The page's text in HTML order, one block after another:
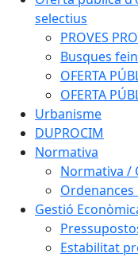
selectius
PROVES
Busques
OFERTA
OFERTA
Urbanisme
DUPROCIM
Normativa
Normativa /
Ordenances
Gestió
Estabilitat